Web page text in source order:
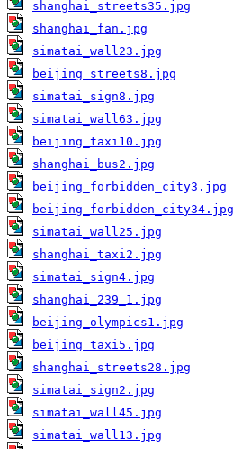
shanghai_streets35.jpg
shanghai_fan.jpg
simatai_wall23.jpg
beijing_streets8.jpg
simatai_sign8.jpg
simatai_wall63.jpg
beijing_taxi10.jpg
shanghai_bus2.jpg
beijing_forbidden_city3.jpg
beijing_forbidden_city34.jpg
simatai_wall25.jpg
shanghai_taxi2.jpg
simatai_sign4.jpg
shanghai_239_1.jpg
beijing_olympics1.jpg
beijing_taxi5.jpg
shanghai_streets28.jpg
simatai_sign2.jpg
simatai_wall45.jpg
simatai_wall13.jpg